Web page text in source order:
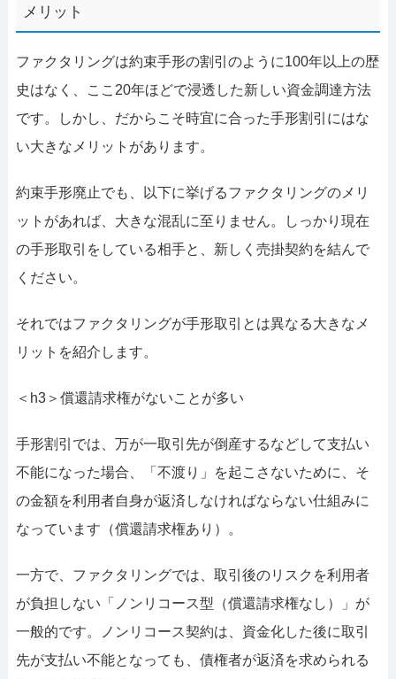
メリット
ファクタリングは約束手形の割引のように100年以上の歴
史はなく、ここ20年ほどで浸透した新しい資金調達方法
です。しかし、だからこそ時宜に合った手形割引にはな
い大きなメリットがあります。
約束手形廃止でも、以下に挙げるファクタリングのメリ
ットがあれば、大きな混乱に至りません。しっかり現在
の手形取引をしている相手と、新しく売掛契約を結んで
ください。
それではファクタリングが手形取引とは異なる大きなメ
リットを紹介します。
＜h3＞償還請求権がないことが多い
手形割引では、万が一取引先が倒産するなどして支払い
不能になった場合、「不渡り」を起こさないために、そ
の金額を利用者自身が返済しなければならない仕組みに
なっています（償還請求権あり）。
一方で、ファクタリングでは、取引後のリスクを利用者
が負担しない「ノンリコース型（償還請求権なし）」が
一般的です。ノンリコース契約は、資金化した後に取引
先が支払い不能となっても、債権者が返済を求められる